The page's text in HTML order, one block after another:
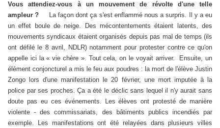
Vous attendiez-vous à un mouvement de révolte d'une telle
ampleur ?
La façon dont ça s'est enflammé nous a surpris. Il y a eu
un effet boule de neige. Des mécontentements étaient latents, des
mouvements syndicaux étaient organisés depuis pas mal de temps (ils
ont défilé le 8 avril, NDLR) notamment pour protester contre ce qu'on
appelle ici la « vie chère ». Tout cela, on le voyait arriver.
Ensuite, un
élément conjoncturel a mis le feu aux poudres : la mort de l'élève Justin
Zongo lors d'une manifestation le 20 février, une mort imputée à la
police par ses proches. Ça a été le déclic sans lequel il n'y aurait sans
doute pas eu ces événements. Les élèves ont protesté de manière
violente - des commissariats, des bâtiments publics incendiés par
exemple. Les manifestations ont été relayées dans plusieurs villes